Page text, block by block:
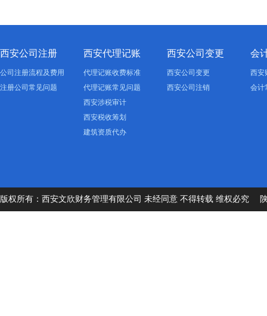
西安公司注册
公司注册流程及费用
注册公司常见问题
西安代理记账
代理记账收费标准
代理记账常见问题
西安涉税审计
西安税收筹划
建筑资质代办
西安公司变更
西安公司变更
西安公司注销
会
西安
会计
版权所有：西安文欣财务管理有限公司 未经同意 不得转载 维权必究